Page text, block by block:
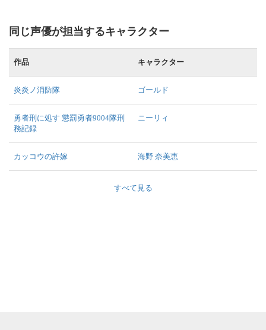
同じ声優が担当するキャラクター
作品 キャラクター
炎炎ノ消防隊 ゴールド
勇者刑に処す 懲罰勇者9004隊刑
務記録
ニーリィ
カッコウの許嫁 海野 奈美恵
すべて見る